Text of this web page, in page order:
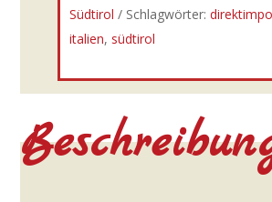
Südtirol
Schlagwörter:
italien, südtirol